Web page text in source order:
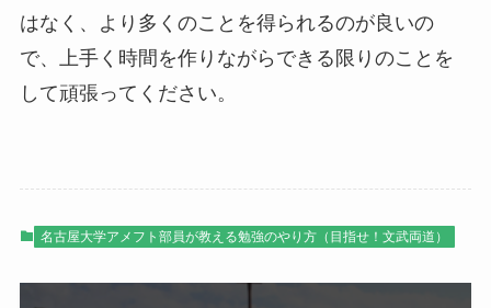
はなく、より多くのことを得られるのが良いの
で、上手く時間を作りながらできる限りのことを
して頑張ってください。
名古屋大学アメフト部員が教える勉強のやり方（目指せ！文武両道）